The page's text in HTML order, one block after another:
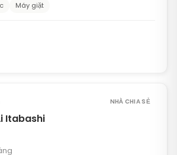
Máy giặt
NHÀ CHIA SẺ
Itabashi